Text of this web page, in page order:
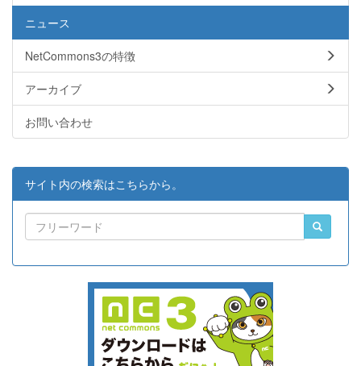
ニュース
NetCommons3の特徴
アーカイブ
お問い合わせ
サイト内の検索はこちらから。